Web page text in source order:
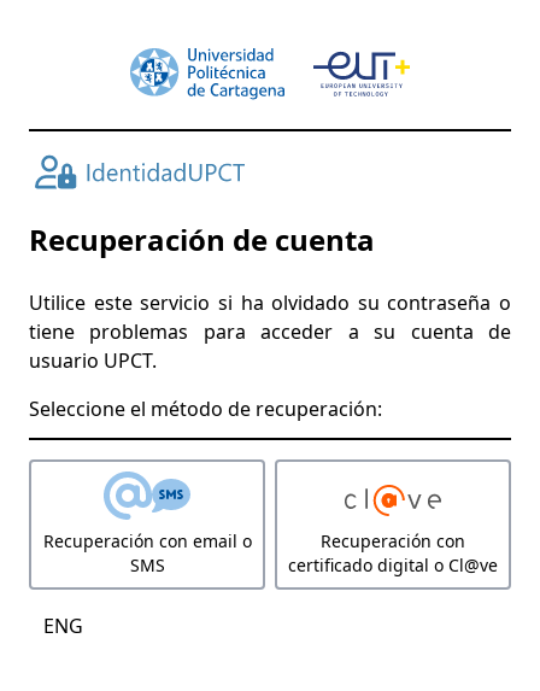
Recuperación de cuenta
Utilice este servicio si ha olvidado su contraseña o
tiene problemas para acceder a su cuenta de
usuario UPCT.
Seleccione el método de recuperación:
Recuperación con email o
SMS
Recuperación con
certificado digital o Cl@ve
ENG